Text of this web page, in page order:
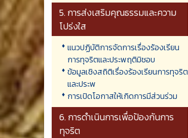
5. การส่งเสริมคุณธรรมและความ
โปร่งใส
แนวปฏิบัติการจัดการเรื่องร้องเรียน
การทุจริตและประพฤติมิชอบ
ข้อมูลเชิงสถิติเรื่องร้องเรียนการทุจริต
และประพ
การเปิดโอกาสให้เกิดการมีส่วนร่วม
6. การดำเนินการเพื่อป้องกันการ
ทุจริต